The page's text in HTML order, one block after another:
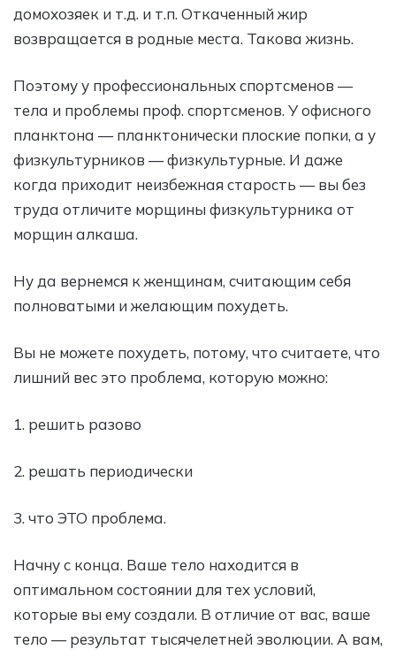
домохозяек и т.д. и т.п. Откаченный жир
возвращается в родные места. Такова жизнь.
Поэтому у профессиональных спортсменов —
тела и проблемы проф. спортсменов. У офисного
планктона — планктонически плоские попки, а у
физкультурников — физкультурные. И даже
когда приходит неизбежная старость — вы без
труда отличите морщины физкультурника от
морщин алкаша.
Ну да вернемся к женщинам, считающим себя
полноватыми и желающим похудеть.
Вы не можете похудеть, потому, что считаете, что
лишний вес это проблема, которую можно:
1. решить разово
2. решать периодически
3. что ЭТО проблема.
Начну с конца. Ваше тело находится в
оптимальном состоянии для тех условий,
которые вы ему создали. В отличие от вас, ваше
тело — результат тысячелетней эволюции. А вам,